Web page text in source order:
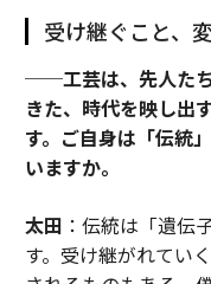
受け継ぐこと、
──工芸は、先人た
きた、時代を映し出
す。ご自身は「伝統
いますか。
太田 ：伝統は「遺伝
す。受け継がれてい